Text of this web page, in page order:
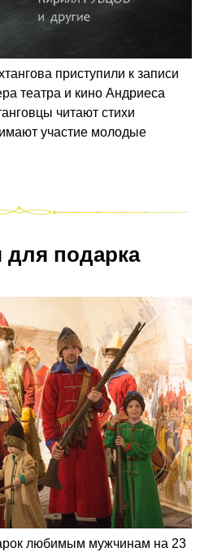
приступили к записи
театра и кино Андриеса
читают стихи
участие молодые
подарка
любимым мужчинам на 23